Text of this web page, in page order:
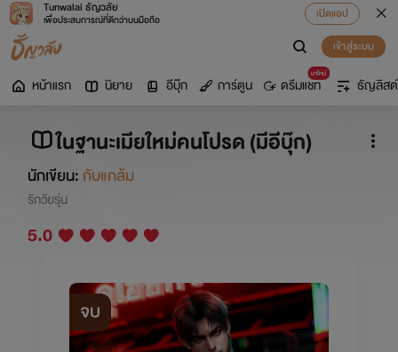
Tunwalai ธัญวลัย
เพื่อประสบการณ์ที่ดีกว่าบนมือถือ
เปิดแอป
เข้าสู่ระบบ
หน้าแรก นิยาย อีบุ๊ก การ์ตูน
มาใหม่
ดรีมแชท ธัญลิสต์
ในฐานะเมียใหม่คนโปรด (มีอีบุ๊ก)
นักเขียน:กับแกล้ม
รักวัยรุ่น
5.0
จบ